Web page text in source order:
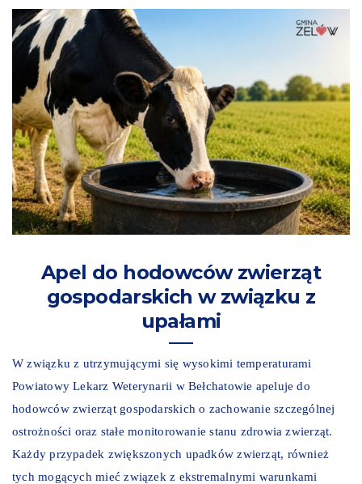
Apel do hodowców zwierząt
gospodarskich w związku z
upałami
W związku z utrzymującymi się wysokimi temperaturami
Powiatowy Lekarz Weterynarii w Bełchatowie apeluje do
hodowców zwierząt gospodarskich o zachowanie szczególnej
ostrożności oraz stałe monitorowanie stanu zdrowia zwierząt.
Każdy przypadek zwiększonych upadków zwierząt, również
tych mogących mieć związek z ekstremalnymi warunkami